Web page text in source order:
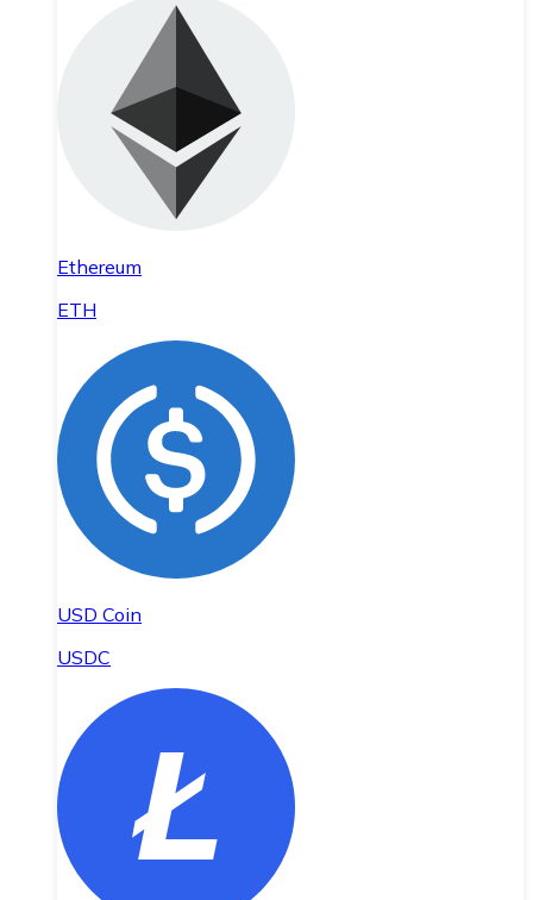
Ethereum
ETH
USD Coin
USDC